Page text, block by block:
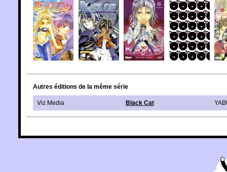
Autres éditions de la même série
Viz Media Black Cat